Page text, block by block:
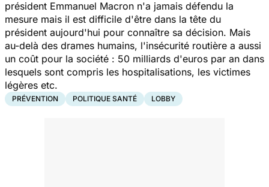
président Emmanuel Macron n'a jamais défendu la
mesure mais il est difficile d'être dans la tête du
président aujourd'hui pour connaître sa décision. Mais
au-delà des drames humains, l'insécurité routière a aussi
un coût pour la société : 50 milliards d'euros par an dans
lesquels sont compris les hospitalisations, les victimes
légères etc.
PRÉVENTION POLITIQUE SANTÉ LOBBY